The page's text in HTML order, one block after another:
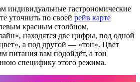
индивидуальные гастрономические
уточнить по своей рейв карте
красным столбцом,
находятся две цифры, под одной
а под другой — «тон». Цвет
питания вам подойдёт, а тон
специфику этого режима.